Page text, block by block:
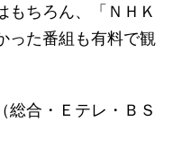
もちろん、「ＮＨＫ
った番組も有料で観
総合・Ｅテレ・ＢＳ